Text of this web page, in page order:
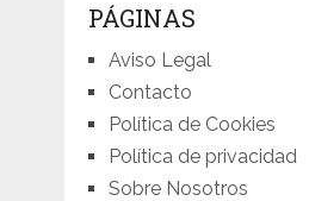
PÁGINAS
Aviso Legal
Contacto
Política de Cookies
Política de privacidad
Sobre Nosotros